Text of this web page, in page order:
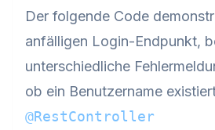
Der folgende Code
anfälligen Login-Endpunkt,
unterschiedliche
ob ein Benutzername
@RestController